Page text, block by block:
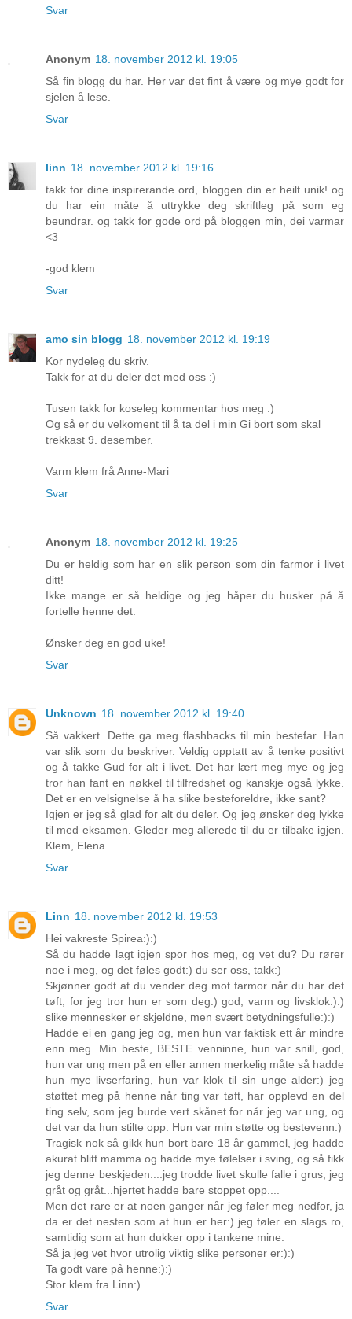
Svar
Anonym 18. november 2012 kl. 19:05
Så fin blogg du har. Her var det fint å være og mye godt for
sjelen å lese.
Svar
linn 18. november 2012 kl. 19:16
takk for dine inspirerande ord, bloggen din er heilt unik! og
du har ein måte å uttrykke deg skriftleg på som eg
beundrar. og takk for gode ord på bloggen min, dei varmar
<3
-god klem
Svar
amo sin blogg 18. november 2012 kl. 19:19
Kor nydeleg du skriv.
Takk for at du deler det med oss :)
Tusen takk for koseleg kommentar hos meg :)
Og så er du velkoment til å ta del i min Gi bort som skal
trekkast 9. desember.
Varm klem frå Anne-Mari
Svar
Anonym 18. november 2012 kl. 19:25
Du er heldig som har en slik person som din farmor i livet
ditt!
Ikke mange er så heldige og jeg håper du husker på å
fortelle henne det.
Ønsker deg en god uke!
Svar
Unknown 18. november 2012 kl. 19:40
Så vakkert. Dette ga meg flashbacks til min bestefar. Han
var slik som du beskriver. Veldig opptatt av å tenke positivt
og å takke Gud for alt i livet. Det har lært meg mye og jeg
tror han fant en nøkkel til tilfredshet og kanskje også lykke.
Det er en velsignelse å ha slike besteforeldre, ikke sant?
Igjen er jeg så glad for alt du deler. Og jeg ønsker deg lykke
til med eksamen. Gleder meg allerede til du er tilbake igjen.
Klem, Elena
Svar
Linn 18. november 2012 kl. 19:53
Hei vakreste Spirea:):)
Så du hadde lagt igjen spor hos meg, og vet du? Du rører
noe i meg, og det føles godt:) du ser oss, takk:)
Skjønner godt at du vender deg mot farmor når du har det
tøft, for jeg tror hun er som deg:) god, varm og livsklok:):)
slike mennesker er skjeldne, men svært betydningsfulle:):)
Hadde ei en gang jeg og, men hun var faktisk ett år mindre
enn meg. Min beste, BESTE venninne, hun var snill, god,
hun var ung men på en eller annen merkelig måte så hadde
hun mye livserfaring, hun var klok til sin unge alder:) jeg
støttet meg på henne når ting var tøft, har opplevd en del
ting selv, som jeg burde vert skånet for når jeg var ung, og
det var da hun stilte opp. Hun var min støtte og bestevenn:)
Tragisk nok så gikk hun bort bare 18 år gammel, jeg hadde
akurat blitt mamma og hadde mye følelser i sving, og så fikk
jeg denne beskjeden....jeg trodde livet skulle falle i grus, jeg
gråt og gråt...hjertet hadde bare stoppet opp....
Men det rare er at noen ganger når jeg føler meg nedfor, ja
da er det nesten som at hun er her:) jeg føler en slags ro,
samtidig som at hun dukker opp i tankene mine.
Så ja jeg vet hvor utrolig viktig slike personer er:):)
Ta godt vare på henne:):)
Stor klem fra Linn:)
Svar